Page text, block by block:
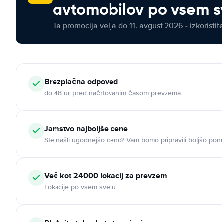
avtomobilov po vsem
Ta promocija velja do 11. avgust 2026 -
Brezplačna odpoved
do 48 ur pred načrtovanim časom prevzema
Jamstvo najboljše cene
Ste našli ugodnejšo ceno? Vam bomo pripravili boljšo
Več kot 24000 lokacij za prevzem
Lokacije po vsem svetu